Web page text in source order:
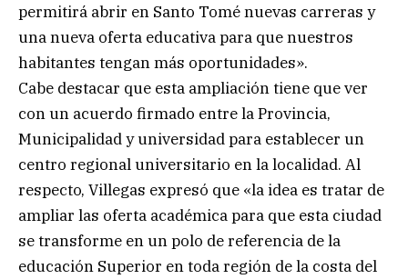
permitirá abrir en Santo Tomé nuevas carreras y
una nueva oferta educativa para que nuestros
habitantes tengan más oportunidades».
Cabe destacar que esta ampliación tiene que ver
con un acuerdo firmado entre la Provincia,
Municipalidad y universidad para establecer un
centro regional universitario en la localidad. Al
respecto, Villegas expresó que «la idea es tratar de
ampliar las oferta académica para que esta ciudad
se transforme en un polo de referencia de la
educación Superior en toda región de la costa del